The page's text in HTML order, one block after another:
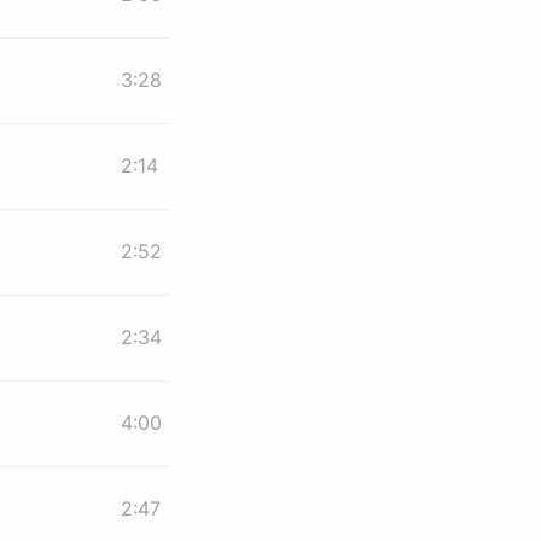
3:28
2:14
2:52
2:34
4:00
2:47